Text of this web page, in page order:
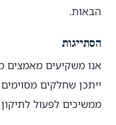
הבאות.
הסתייגות
אנו משקיעים מאמצים
ייתכן שחלקים
ממשיכים לפעול